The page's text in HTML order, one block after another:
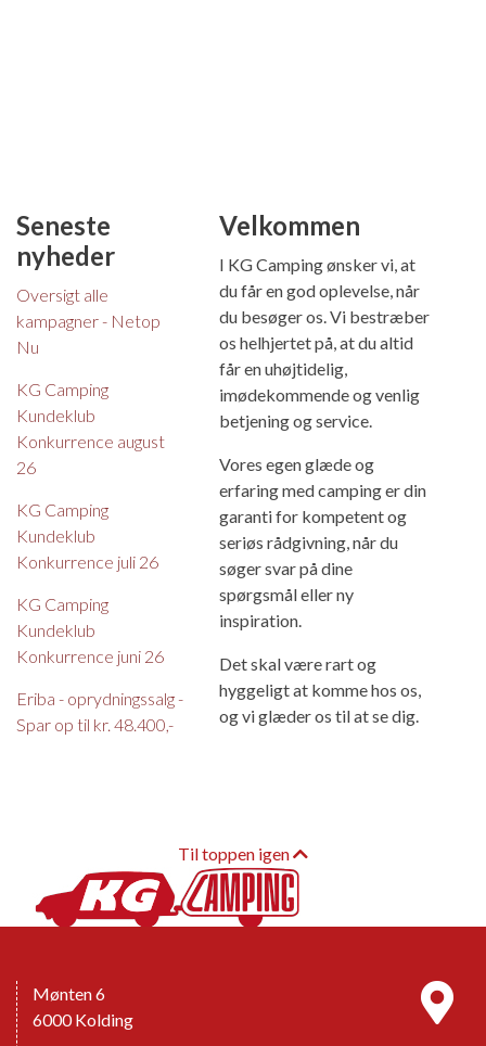
Seneste
nyheder
Oversigt alle
kampagner - Netop
Nu
KG Camping
Kundeklub
Konkurrence august
26
KG Camping
Kundeklub
Konkurrence juli 26
KG Camping
Kundeklub
Konkurrence juni 26
Eriba - oprydningssalg -
Spar op til kr. 48.400,-
Velkommen
I KG Camping ønsker vi, at
du får en god oplevelse, når
du besøger os. Vi bestræber
os helhjertet på, at du altid
får en uhøjtidelig,
imødekommende og venlig
betjening og service.
Vores egen glæde og
erfaring med camping er din
garanti for kompetent og
seriøs rådgivning, når du
søger svar på dine
spørgsmål eller ny
inspiration.
Det skal være rart og
hyggeligt at komme hos os,
og vi glæder os til at se dig.
Til toppen igen
Mønten 6
6000 Kolding